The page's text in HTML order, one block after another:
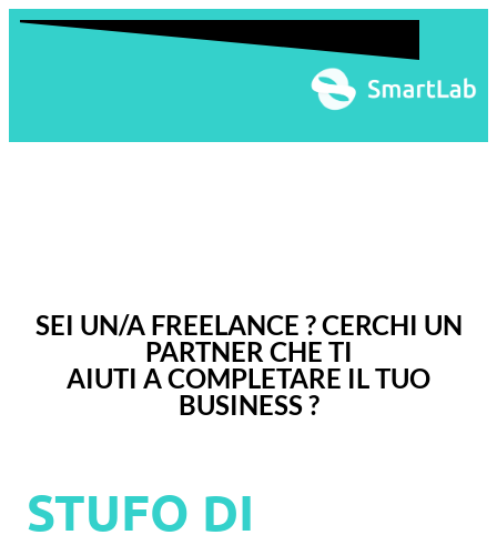
SEI UN/A FREELANCE ? CERCHI UN
PARTNER CHE TI
AIUTI A COMPLETARE IL TUO
BUSINESS ?
STUFO DI